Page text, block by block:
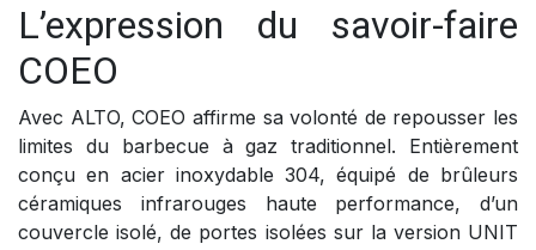
L’expression du savoir-faire
COEO
Avec ALTO, COEO affirme sa volonté de repousser les
limites du barbecue à gaz traditionnel. Entièrement
conçu en acier inoxydable 304, équipé de brûleurs
céramiques infrarouges haute performance, d’un
couvercle isolé, de portes isolées sur la version UNIT